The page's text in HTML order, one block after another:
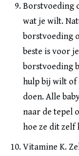
Borstvoeding
wat je wilt.
borstvoeding
beste is voor
borstvoeding
hulp bij wilt of
doen. Alle
naar de tepel
hoe ze dit zelf
Vitamine K.